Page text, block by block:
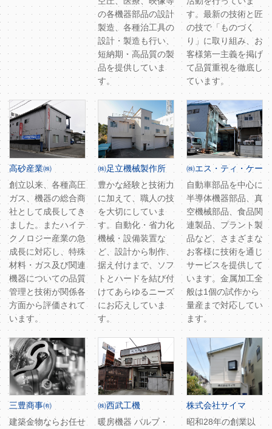
の各機器部品の設計
製造、各種治工具の
設計・製造も行い、
短納期・高品質の製
品を提供していま
す。
す。最新の技術と匠
の技で「ものづく
り」に取り組み、お
客様第一主義を掲げ
て品質重視を徹底し
ています。
高砂産業㈱
創立以来、各種高圧
ガス、機器の総合商
社として成長してき
ました。またハイテ
クノロジー産業の急
成長に対応し、特殊
材料・ガス及び関連
機器についての品質
管理と技術が関係各
方面から評価されて
います。
㈱足立機械製作所
豊かな経験と技術力
に加えて、職人の技
を大切にしていま
す。自動化・省力化
機械・設備装置な
ど、設計から制作、
据え付けまで、ソフ
トとハードを結び付
けてあらゆるニーズ
にお応えしていま
す。
㈱エス・ティ・ケー
自動車部品を中心に
半導体機器部品、真
空機械部品、食品関
連製品、プラント製
品など、さまざまな
お客様に技術を通じ
サービスを提供して
います。金属加工全
般は1個の試作から
量産まで対応してい
ます。
三豊商事㈲
建築金物ならお任せ
㈱西武工機
暖房機器 バルブ・
株式会社サイマ
昭和28年の創業以